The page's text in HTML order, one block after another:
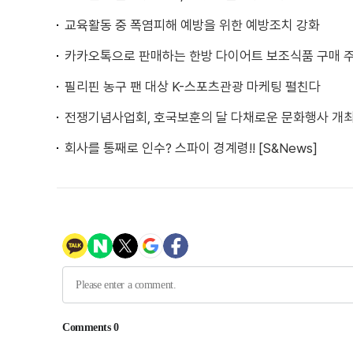
교육활동 중 폭염피해 예방을 위한 예방조치 강화
카카오톡으로 판매하는 한방 다이어트 보조식품 구매
필리핀 농구 팬 대상 K-스포츠관광 마케팅 펼친다
전쟁기념사업회, 호국보훈의 달 다채로운 문화행사 개
회사를 통째로 인수? 스파이 경계령!! [S&News]